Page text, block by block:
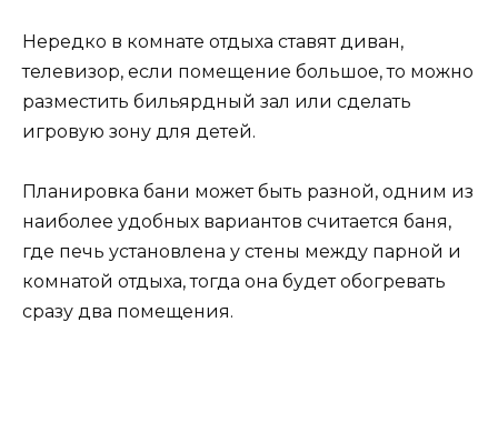
Нередко в комнате отдыха ставят диван,
телевизор, если помещение большое, то можно
разместить бильярдный зал или сделать
игровую зону для детей.
Планировка бани может быть разной, одним из
наиболее удобных вариантов считается баня,
где печь установлена у стены между парной и
комнатой отдыха, тогда она будет обогревать
сразу два помещения.